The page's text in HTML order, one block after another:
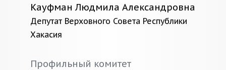
Кауфман Людмила Александровна
Депутат Верховного Совета Республики
Хакасия
Профильный комитет